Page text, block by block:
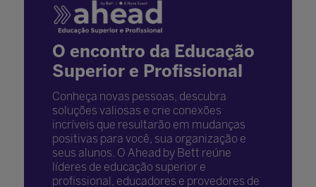
O encontro da Educação
Superior e Profissional
Conheça novas pessoas, descubra
soluções valiosas e crie conexões
incríveis que resultarão em mudanças
positivas para você, sua organização e
seus alunos. O Ahead by Bett reúne
líderes de educação superior e
profissional, educadores e provedores de